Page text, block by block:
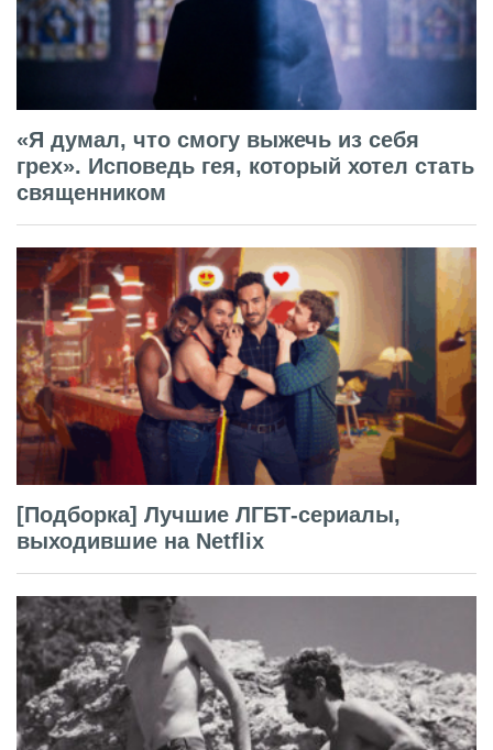
«Я думал, что смогу выжечь из себя
грех». Исповедь гея, который хотел стать
священником
[Подборка] Лучшие ЛГБТ-сериалы,
выходившие на Netflix